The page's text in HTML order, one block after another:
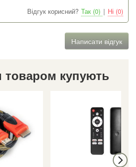
Відгук корисний? Так (0) | Ні (0)
Написати відгук
товаром купують